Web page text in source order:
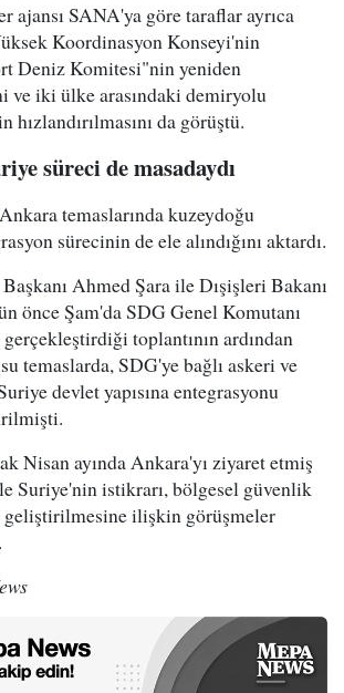
ajansı SANA'ya göre taraflar ayrıca
Koordinasyon Konseyi'nin
Deniz Komitesi"nin yeniden
ve iki ülke arasındaki demiryolu
hızlandırılmasını da görüştü.
süreci de masadaydı
temaslarında kuzeydoğu
sürecinin de ele alındığını aktardı.
Ahmed Şara ile Dışişleri Bakanı
önce Şam'da SDG Genel Komutanı
toplantının ardından
temaslarda, SDG'ye bağlı askeri ve
devlet yapısına entegrasyonu
Nisan ayında Ankara'yı ziyaret etmiş
Suriye'nin istikrarı, bölgesel güvenlik
ilişkin görüşmeler